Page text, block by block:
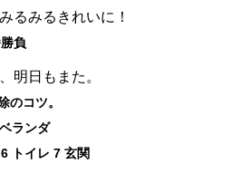
るみるきれいに！
負
明日もまた。
のコツ。
ランダ
トイレ 7 玄関